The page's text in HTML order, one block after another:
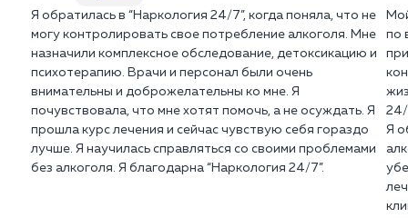
Я обратилась в “Наркология 24/7”, когда поняла, что не
могу контролировать свое потребление алкоголя. Мне
назначили комплексное обследование, детоксикацию и
психотерапию. Врачи и персонал были очень
внимательны и доброжелательны ко мне. Я
почувствовала, что мне хотят помочь, а не осуждать. Я
прошла курс лечения и сейчас чувствую себя гораздо
лучше. Я научилась справляться со своими проблемами
без алкоголя. Я благодарна “Наркология 24/7”.
по
24/
Я